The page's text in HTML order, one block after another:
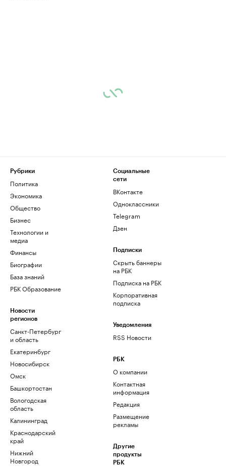
Рубрики
Политика
Экономика
Общество
Бизнес
Технологии и
медиа
Финансы
Биографии
База знаний
РБК Образование
Новости
регионов
Санкт-Петербург
и область
Екатеринбург
Новосибирск
Омск
Башкортостан
Вологодская
область
Калининград
Краснодарский
край
Нижний
Новгород
Социальные
сети
ВКонтакте
Одноклассники
Telegram
Дзен
Подписки
Скрыть баннеры
на РБК
Подписка на РБК
Корпоративная
подписка
Уведомления
RSS Новости
РБК
О компании
Контактная
информация
Редакция
Размещение
рекламы
Другие
продукты
РБК